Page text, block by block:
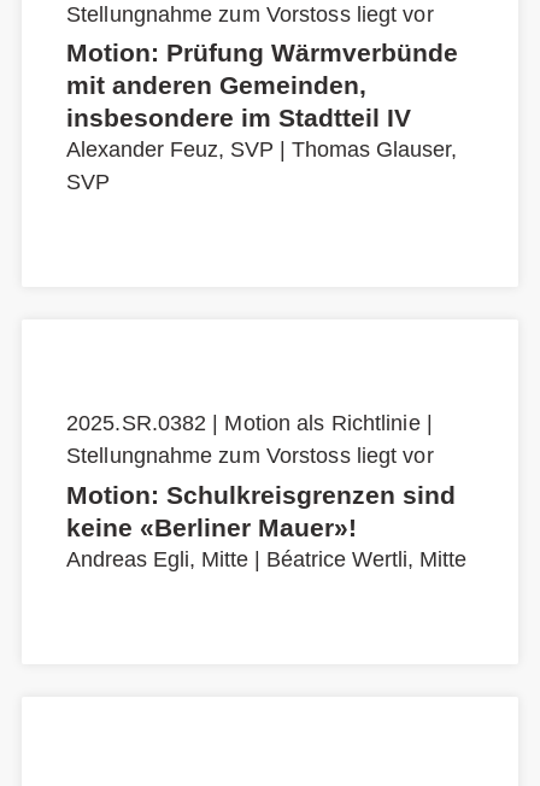
Stellungnahme zum Vorstoss liegt vor
Motion: Prüfung Wärmverbünde
mit anderen Gemeinden,
insbesondere im Stadtteil IV
Alexander Feuz, SVP
Thomas Glauser,
SVP
2025.SR.0382 | Motion als Richtlinie |
Stellungnahme zum Vorstoss liegt vor
Motion: Schulkreisgrenzen sind
keine «Berliner Mauer»!
Andreas Egli, Mitte | Béatrice Wertli, Mitte